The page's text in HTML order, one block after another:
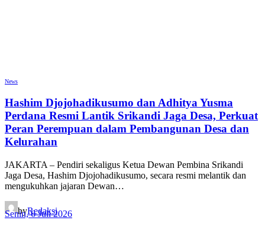
News
Hashim Djojohadikusumo dan Adhitya Yusma
Perdana Resmi Lantik Srikandi Jaga Desa, Perkuat
Peran Perempuan dalam Pembangunan Desa dan
Kelurahan
JAKARTA – Pendiri sekaligus Ketua Dewan Pembina Srikandi
Jaga Desa, Hashim Djojohadikusumo, secara resmi melantik dan
mengukuhkan jajaran Dewan…
byRedaksi
Senin, 6 Juli 2026